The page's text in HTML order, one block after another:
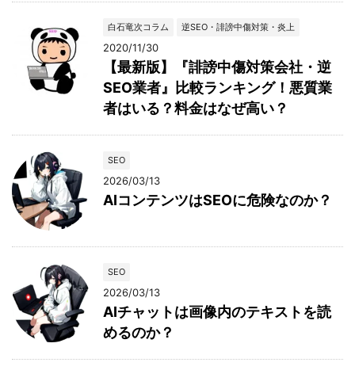
白石竜次コラム 逆SEO・誹謗中傷対策・炎上
2020/11/30
【最新版】『誹謗中傷対策会社・逆
SEO業者』比較ランキング！悪質業
者はいる？料金はなぜ高い？
SEO
2026/03/13
AIコンテンツはSEOに危険なのか？
SEO
2026/03/13
AIチャットは画像内のテキストを読
めるのか？